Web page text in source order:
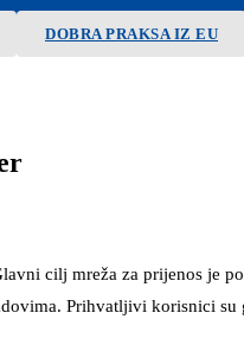
DOBRA PRAKSA IZ EU
cilj mreža za prijenos je
Prihvatljivi korisnici